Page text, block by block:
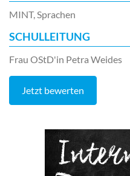
MINT, Sprachen
SCHULLEITUNG
Frau OStD'in Petra Weides
Jetzt bewerten